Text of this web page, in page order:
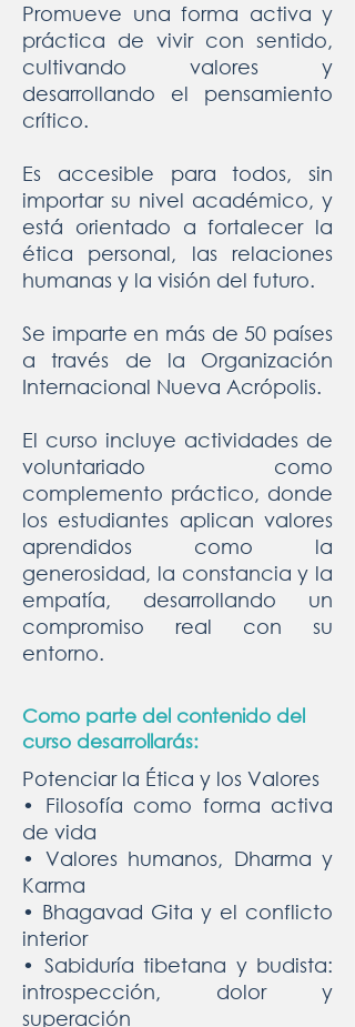
Promueve una forma activa y
práctica de vivir con sentido,
cultivando valores y
desarrollando el pensamiento
crítico.
Es accesible para todos, sin
importar su nivel académico, y
está orientado a fortalecer la
ética personal, las relaciones
humanas y la visión del futuro.
Se imparte en más de 50 países
a través de la Organización
Internacional Nueva Acrópolis.
El curso incluye actividades de
voluntariado como
complemento práctico, donde
los estudiantes aplican valores
aprendidos como la
generosidad, la constancia y la
empatía, desarrollando un
compromiso real con su
entorno.
Como parte del contenido del
curso desarrollarás:
Potenciar la Ética y los Valores
• Filosofía como forma activa
de vida
• Valores humanos, Dharma y
Karma
• Bhagavad Gita y el conflicto
interior
• Sabiduría tibetana y budista:
introspección, dolor y
superación